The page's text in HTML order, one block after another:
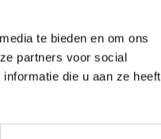
te bieden en om ons
partners voor social
die u aan ze heeft